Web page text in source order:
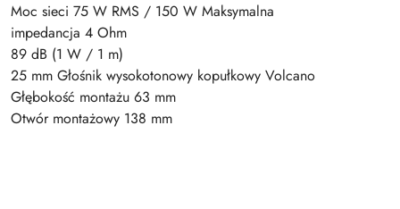
Moc sieci 75 W RMS / 150 W Maksymalna
impedancja 4 Ohm
89 dB (1 W / 1 m)
25 mm Głośnik wysokotonowy kopułkowy Volcano
Głębokość montażu 63 mm
Otwór montażowy 138 mm